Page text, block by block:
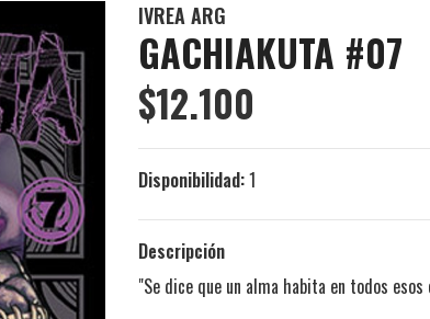
IVREA ARG
GACHIAKUTA #07
$12.100
Disponibilidad:1
Descripción
"Se dice que un alma habita en todos